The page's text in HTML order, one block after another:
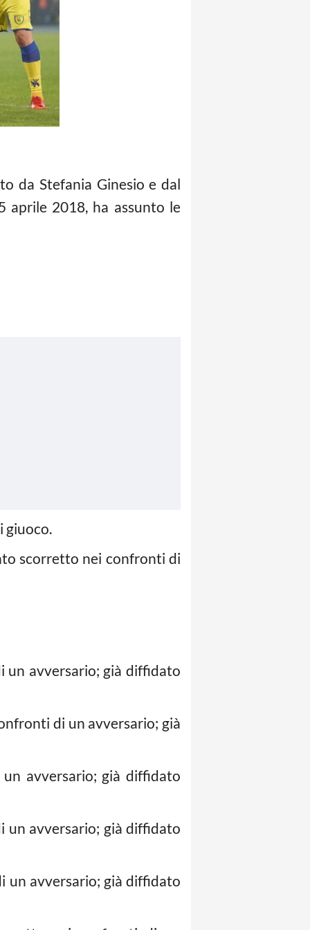
da Stefania Ginesio e dal
aprile 2018, ha assunto le
giuoco.
scorretto nei confronti di
avversario; già diffidato
di un avversario; già
avversario; già diffidato
avversario; già diffidato
avversario; già diffidato